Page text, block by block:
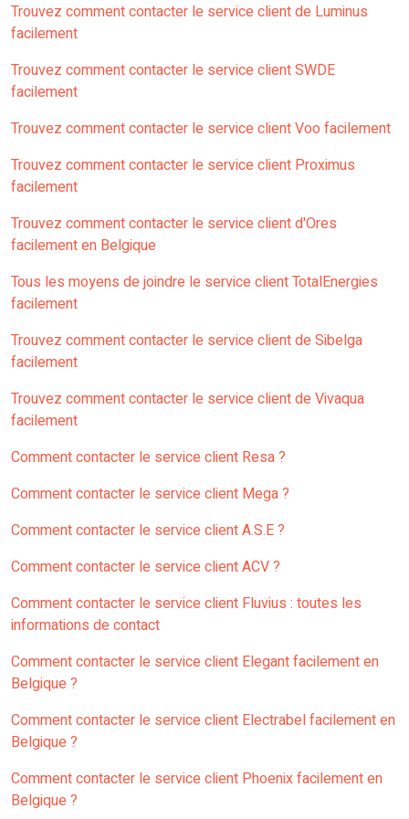
Trouvez comment contacter le service client de Luminus
facilement
Trouvez comment contacter le service client SWDE
facilement
Trouvez comment contacter le service client Voo facilement
Trouvez comment contacter le service client Proximus
facilement
Trouvez comment contacter le service client d'Ores
facilement en Belgique
Tous les moyens de joindre le service client TotalEnergies
facilement
Trouvez comment contacter le service client de Sibelga
facilement
Trouvez comment contacter le service client de Vivaqua
facilement
Comment contacter le service client Resa ?
Comment contacter le service client Mega ?
Comment contacter le service client A.S.E ?
Comment contacter le service client ACV ?
Comment contacter le service client Fluvius : toutes les
informations de contact
Comment contacter le service client Elegant facilement en
Belgique ?
Comment contacter le service client Electrabel facilement en
Belgique ?
Comment contacter le service client Phoenix facilement en
Belgique ?